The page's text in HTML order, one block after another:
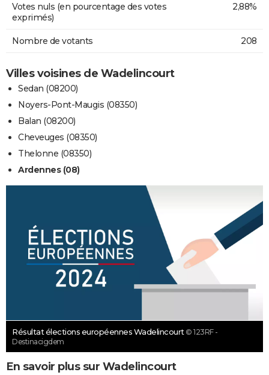
Votes nuls (en pourcentage des votes
exprimés)
2,88%
Nombre de votants 208
Villes voisines de Wadelincourt
Sedan (08200)
Noyers-Pont-Maugis (08350)
Balan (08200)
Cheveuges (08350)
Thelonne (08350)
Ardennes (08)
Résultat élections européennes Wadelincourt © 123RF -
Destinacigdem
En savoir plus sur Wadelincourt